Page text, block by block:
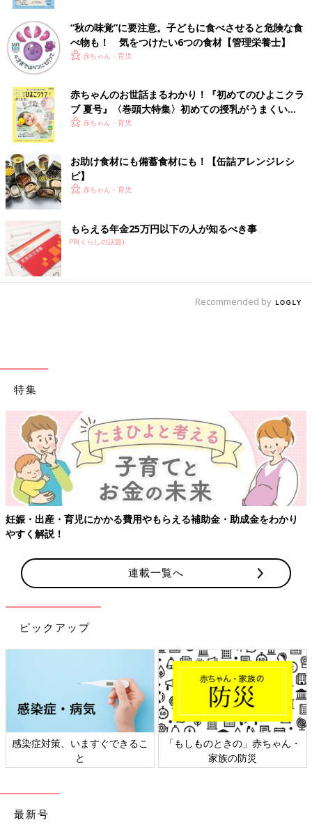
【太田先生の回答】
適切な時期（５～６カ月ごろ）に離乳食をスタートすればさほど
心配ないですが、母乳育児の場合は鉄・ビタミンDが不足しやす
いと言われているので、それらの栄養を含む食材は積極的に食べ
しないと不足しがちな栄養素です。
鉄、ビタミンD、カルシウムを摂取するために以下の食材・食品
を、赤ちゃんのメニューに取り入れるのがおすすめです。
●鉄（酸素を体中に運ぶために必要）を多く含む食材…レバー
（鶏・豚・牛）、赤身肉、豆腐、納豆、ほうれん草、小松菜など
●ビタミンＤ（カルシウムの吸収を助ける）を多く含む食材…
卵、魚類、きのこ類など
●カルシウム（骨や歯をつくる）を多く含む食材…豆腐、納豆、
ヨーグルトなどの乳製品、しらす干し、ひじき、小松菜など
監修／太田百合子 先生
ろいろな食べ物を食べられるようになるための
練習。相模女子大学の教授であり、保健学博
士、管理栄養士の堤 ちはる先生に、離乳食を始
めたら意識してママやパパに心がけてほしい３
つのポイントを聞きました。
日本には食品の安全性を調査する機関があり、今の時代は危険な
食材が出回ることがないとのこと。過度に心配はしすぎず、安全
な食材、新鮮な食材を使って離乳食を進めていきましょう。
『ひよこクラブ』2021年６月号には、食材を離乳食のいつの時
期から始めていいのかがひとめでわかる「離乳食 食べていいも
の まだダメなもの 2021年最新版」別冊付録がついています。
参考／『ひよこクラブ』2021年6月号「離乳食 食べていいもの
まだダメなもの 2021年最新版」
“秋の味覚”に要注意。子どもに食べさせると危険な食
べ物も！ 気をつけたい6つの食材【管理栄養士】
赤ちゃん・育児
赤ちゃんのお世話まるわかり！『初めてのひよこクラ
ブ 夏号』〈巻頭大特集〉初めての授乳がうまくい
く！ おっぱい・ミルクの基本と夏のトラブル 解決テ
赤ちゃん・育児
お助け食材にも備蓄食材にも！【缶詰アレンジレシ
ピ】
赤ちゃん・育児
もらえる年金25万円以下の人が知るべき事
PR(くらしの話題)
Recommended by
特集
妊娠・出産・育児にかかる費用やもらえる補助金・助成金をわかり
やすく解説！
連載一覧へ
ピックアップ
感染症対策、いますぐできるこ
と
「もしものときの」赤ちゃん・
家族の防災
最新号